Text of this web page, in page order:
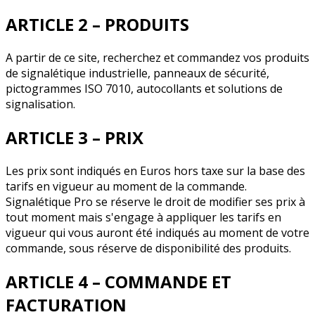
ARTICLE 2 – PRODUITS
A partir de ce site, recherchez et commandez vos produits
de signalétique industrielle, panneaux de sécurité,
pictogrammes ISO 7010, autocollants et solutions de
signalisation.
ARTICLE 3 – PRIX
Les prix sont indiqués en Euros hors taxe sur la base des
tarifs en vigueur au moment de la commande.
Signalétique Pro se réserve le droit de modifier ses prix à
tout moment mais s'engage à appliquer les tarifs en
vigueur qui vous auront été indiqués au moment de votre
commande, sous réserve de disponibilité des produits.
ARTICLE 4 – COMMANDE ET
FACTURATION